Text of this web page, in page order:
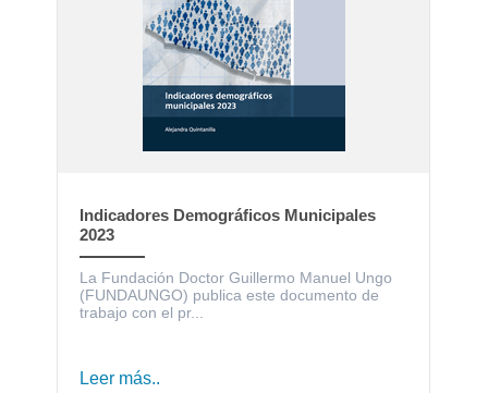
Indicadores Demográficos Municipales
2023
La Fundación Doctor Guillermo Manuel Ungo
(FUNDAUNGO) publica este documento de
trabajo con el pr...
Leer más..